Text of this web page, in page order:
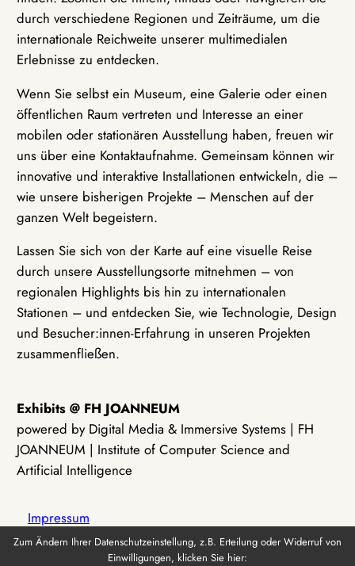
durch verschiedene Regionen und Zeiträume, um die
internationale Reichweite unserer multimedialen
Erlebnisse zu entdecken.
Wenn Sie selbst ein Museum, eine Galerie oder einen
öffentlichen Raum vertreten und Interesse an einer
mobilen oder stationären Ausstellung haben, freuen wir
uns über eine Kontaktaufnahme. Gemeinsam können wir
innovative und interaktive Installationen entwickeln, die –
wie unsere bisherigen Projekte – Menschen auf der
ganzen Welt begeistern.
Lassen Sie sich von der Karte auf eine visuelle Reise
durch unsere Ausstellungsorte mitnehmen – von
regionalen Highlights bis hin zu internationalen
Stationen – und entdecken Sie, wie Technologie, Design
und Besucher:innen-Erfahrung in unseren Projekten
zusammenfließen.
Exhibits @ FH JOANNEUM
powered by Digital Media & Immersive Systems | FH
JOANNEUM | Institute of Computer Science and
Artificial Intelligence
Impressum
Zum Ändern Ihrer Datenschutzeinstellung, z.B. Erteilung oder Widerruf von
Einwilligungen, klicken Sie hier: